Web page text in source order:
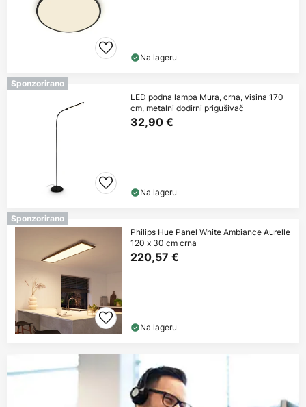
Na lageru
Sponzorirano
LED podna lampa Mura, crna, visina 170
cm, metalni dodirni prigušivač
32,90 €
Na lageru
Sponzorirano
Philips Hue Panel White Ambiance Aurelle
120 x 30 cm crna
220,57 €
Na lageru